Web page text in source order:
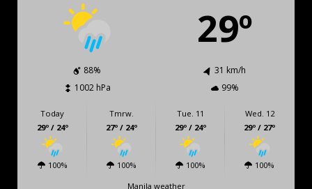
29º
88%
31 km/h
1002 hPa
99%
Today
29º / 24º
100%
Tmrw.
27º / 24º
100%
Tue. 11
29º / 24º
100%
Wed. 12
29º / 27º
100%
Manila weather